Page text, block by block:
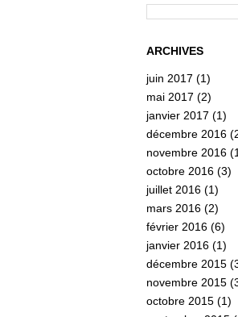
ARCHIVES
juin 2017 (1)
mai 2017 (2)
janvier 2017 (1)
décembre 2016
novembre 2016
octobre 2016 (3)
juillet 2016 (1)
mars 2016 (2)
février 2016 (6)
janvier 2016 (1)
décembre 2015
novembre 2015
octobre 2015 (1)